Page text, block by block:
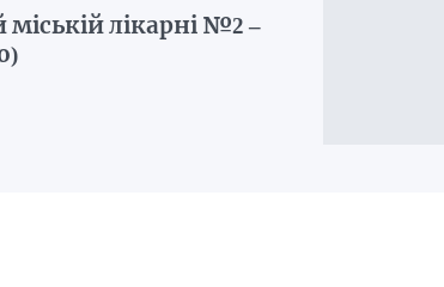
міській лікарні №2 –